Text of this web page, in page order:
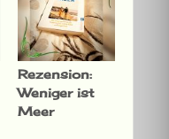
Rezension:
Weniger ist
Meer